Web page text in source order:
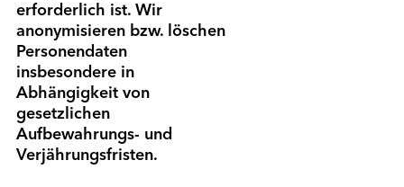
erforderlich ist. Wir
anonymisieren bzw. löschen
Personen­daten
insbesondere in
Abhängigkeit von
gesetzlichen
Aufbewahrungs- und
Verjährungs­fristen.